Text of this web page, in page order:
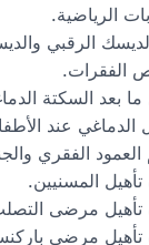
الرياضية.
الرقبي
الفقرات.
ما بعد السكتة
الدماغي عند
العمود الفقري
تأهيل المسنيين.
تأهيل مرضى
تأهيل مرضى